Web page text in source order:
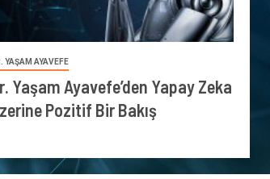
YAŞAM AYAVEFE
Yaşam Ayavefe’den Yapay Zeka
Pozitif Bir Bakış